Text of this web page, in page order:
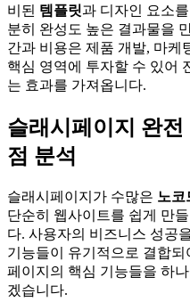
비된 템플릿과 디자인 요소
분히 완성도 높은 결과물을
간과 비용은 제품 개발, 마케
핵심 영역에 투자할 수 있어
는 효과를 가져옵니다.
슬래시페이지 완
점 분석
슬래시페이지가 수많은 노코
단순히 웹사이트를 쉽게 만
다. 사용자의 비즈니스 성공
기능들이 유기적으로 결합되
페이지의 핵심 기능들을 하
겠습니다.